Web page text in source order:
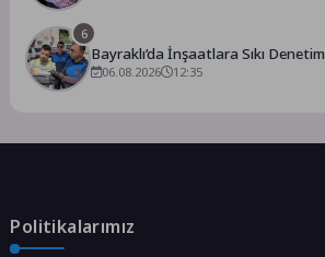
6
Bayraklı’da İnşaatlara Sıkı Denetim
06.08.2026 12:35
Politikalarımız